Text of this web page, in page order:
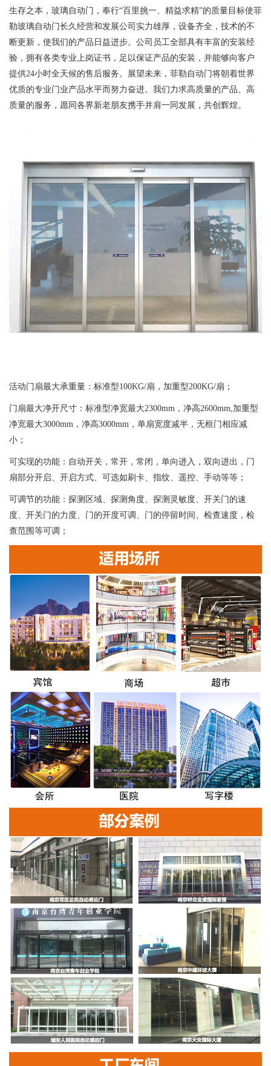
生存之本，玻璃自动门，奉行“百里挑一、精益求精”的质量目标使菲
勒玻璃自动门长久经营和发展公司实力雄厚，设备齐全，技术的不
断更新，使我们的产品日益进步。公司员工全部具有丰富的安装经
验，拥有各类专业上岗证书，足以保证产品的安装，并能够向客户
提供24小时全天候的售后服务。展望未来，菲勒自动门将朝着世界
优质的专业门业产品水平而努力奋进。我们力求高质量的产品、高
质量的服务，愿同各界新老朋友携手并肩一同发展，共创辉煌。
活动门扇最大承重量：标准型100KG/扇，加重型200KG/扇；
门扇最大净开尺寸：标准型净宽最大2300mm，净高2600mm,加重型
净宽最大3000mm，净高3000mm，单扇宽度减半，无框门相应减
小；
可实现的功能：自动开关，常开，常闭，单向进入，双向进出，门
扇部分开启、开启方式、可选如刷卡、指纹、遥控、手动等等；
可调节的功能：探测区域、探测角度、探测灵敏度、开关门的速
度、开关门的力度、门的开度可调、门的停留时间、检查速度，检
查范围等可调；